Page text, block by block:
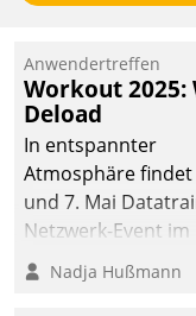
Anwendertreffen
Workout 2025:
Deload
In entspannter
Atmosphäre findet
und 7. Mai
Netzwerk-Event im
Kunden- und
statt. Zentrale
Nadja Hußmann